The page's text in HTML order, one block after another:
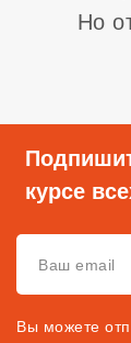
Но
курсе
Вы можете